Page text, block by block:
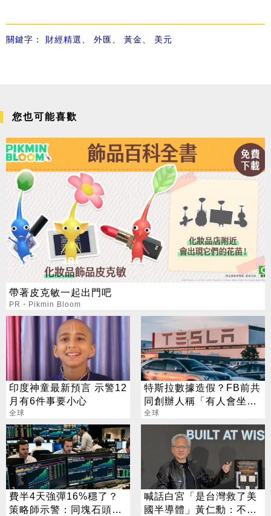
關鍵字： 財經精選 外匯 黃金 美元
您也可能喜歡
帶著皮克敏一起出門吧
PR・Pikmin Bloom
印度神童最新預言 示警12
月有6件事要小心
全球
特斯拉數據造假？FB前共
同創辦人稱「有人會坐
牢」 馬斯克這樣回嗆
全球
費半4天強彈16%穩了？
策略師示警：同塊石頭不
喊話白宮「是台灣救了美
國半導體」黃仁勳：不需